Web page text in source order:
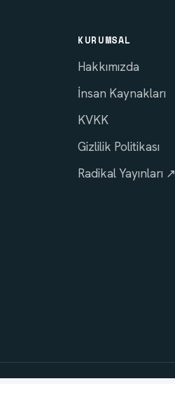
KURUMSAL
Hakkımızda
İnsan Kaynakları
KVKK
Gizlilik Politikası
Radikal Yayınları ↗